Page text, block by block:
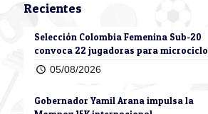
Recientes
Selección Colombia Femenina Sub-20
convoca 22 jugadoras para microciclo
05/08/2026
Gobernador Yamil Arana impulsa la